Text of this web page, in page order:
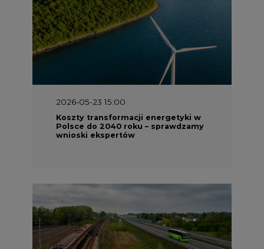
Koszty transformacji energetyki w
Polsce do 2040 roku – sprawdzamy
wnioski ekspertów
2026-05-13 13:00